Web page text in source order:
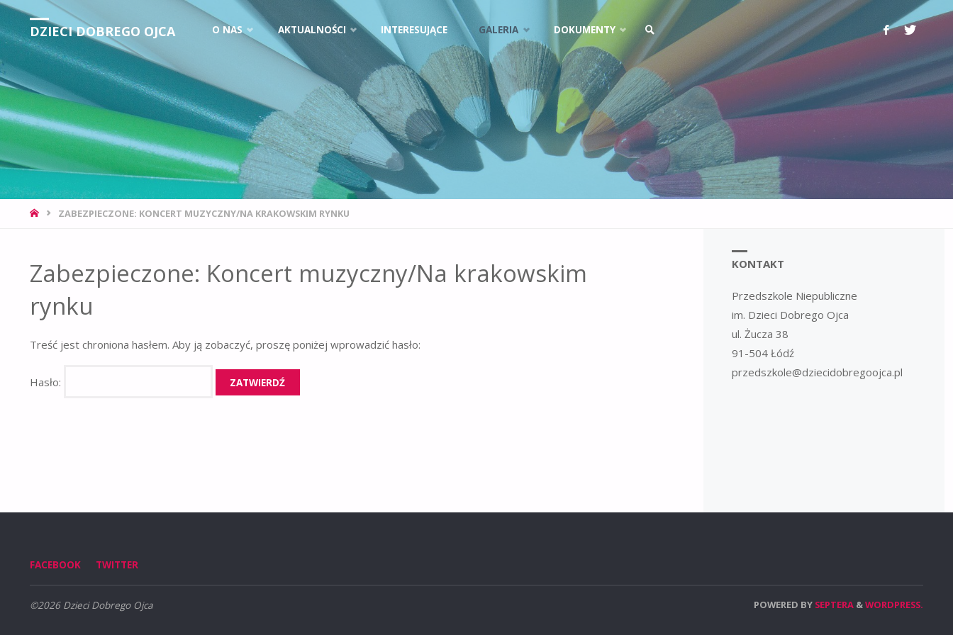
DZIECI DOBREGO OJCA O NAS AKTUALNOŚCI INTERESUJĄCE GALERIA DOKUMENTY
ZABEZPIECZONE: KONCERT MUZYCZNY/NA KRAKOWSKIM RYNKU
Zabezpieczone: Koncert muzyczny/Na krakowskim
rynku
Treść jest chroniona hasłem. Aby ją zobaczyć, proszę poniżej wprowadzić hasło:
Hasło:
KONTAKT
Przedszkole Niepubliczne
im. Dzieci Dobrego Ojca
ul. Żucza 38
91-504 Łódź
przedszkole@dziecidobregoojca.pl
FACEBOOK TWITTER
©2026 Dzieci Dobrego Ojca POWERED BY SEPTERA &WORDPRESS.